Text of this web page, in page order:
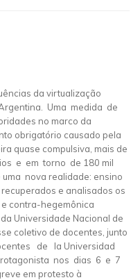
da virtualização
Uma medida de
no marco da
obrigatório causado pela
quase compulsiva, mais de
e em torno de 180 mil
nova realidade: ensino
e analisados os
contra-hegemônica
Universidade Nacional de
coletivo de docentes, junto
de la Universidad
nos dias 6 e 7
em protesto à